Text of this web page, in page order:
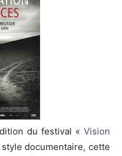
du festival « Vision
documentaire, cette